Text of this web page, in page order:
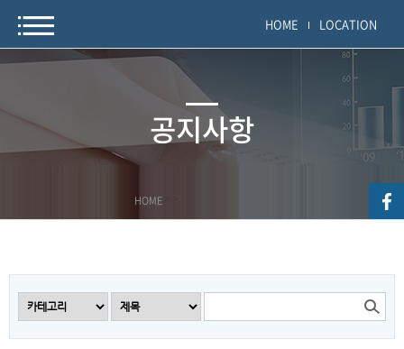
HOME LOCATION
공지사항
HOME > >